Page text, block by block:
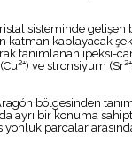
sisteminde gelişen
katman kaplayacak
tanımlanan ipeksi-
ve stronsiyum
bölgesinden
ayrı bir konuma
parçalar